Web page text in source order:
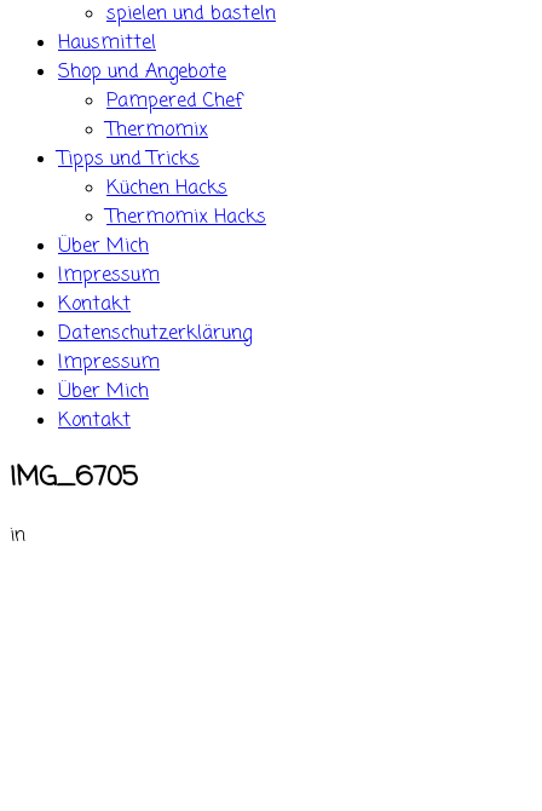
spielen und basteln
Hausmittel
Shop und Angebote
Pampered Chef
Thermomix
Tipps und Tricks
Küchen Hacks
Thermomix Hacks
Über Mich
Impressum
Kontakt
Datenschutzerklärung
Impressum
Über Mich
Kontakt
IMG_6705
in